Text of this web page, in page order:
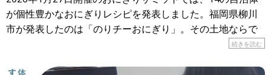
が個性豊かなおにぎりレシピを発表しました。福岡県柳川
市が発表したのは「のりチーおにぎり」。その土地ならで
はの食材や工夫に注目しながら、レシピを紹介します。 &n
続きを読む